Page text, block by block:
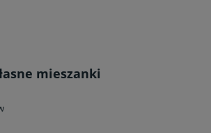
mieszanki